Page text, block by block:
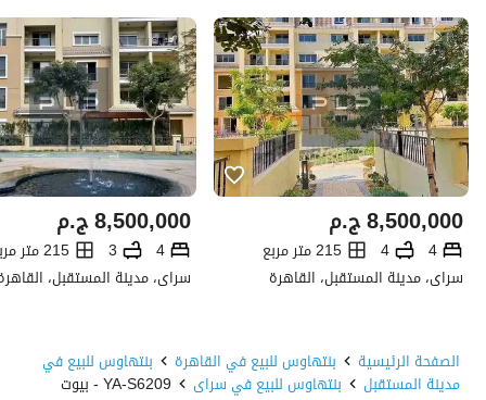
ج.م8,500,000
4
4
215 متر مربع
سراى، مدينة المستقبل، القاهرة
ج.م8,500,000
4
3
215 متر مربع
سراى، مدينة المستقبل،
الصفحة الرئيسية بنتهاوس للبيع في القاهرة بنتهاوس للبيع في
مدينة المستقبل بنتهاوس للبيع في سراى YA-S6209 - بيوت